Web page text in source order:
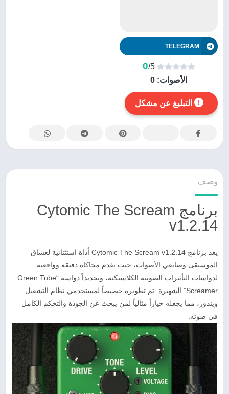
TELEGRAM
0/5
الأصوات: 0
التبليغ عن مشكل
وصف
برنامج Cytomic The Scream
v1.2.14
يعد برنامج Cytomic The Scream v1.2.14 أداة استثنائية لعشاق
الموسيقى وصانعي الأصوات، حيث يقدم محاكاة دقيقة وواقعية
لدواسات التأثيرات الصوتية الكلاسيكية، وتحديداً دواسة “Green Tube
Screamer” الشهيرة. تم تطويره خصيصاً لمستخدمي نظام التشغيل
ويندوز، مما يجعله خياراً مثالياً لمن يبحث عن الجودة والتحكم الكامل
في صوته.